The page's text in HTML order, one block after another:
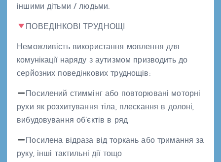
іншими дітьми / людьми.
ПОВЕДІНКОВІ ТРУДНОЩІ
Неможливість використання мовлення для
комунікації наряду з аутизмом призводить до
серйозних поведінкових труднощів:
Посилений стиммінг або повторювані моторні
рухи як розхитування тіла, плескання в долоні,
вибудовування об’єктів в ряд
Посилена відраза від торкань або тримання за
руку, інші тактильні дії тощо